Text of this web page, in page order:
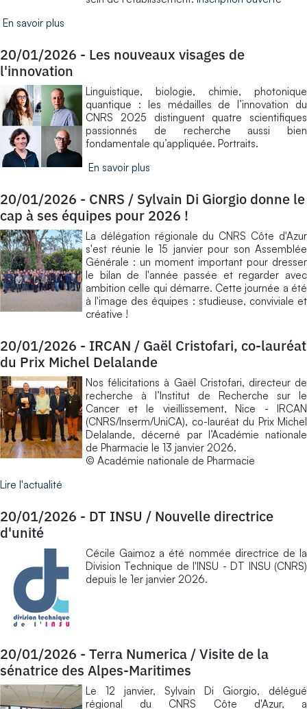
En savoir plus
20/01/2026 - Les nouveaux visages de
l'innovation
Linguistique, biologie, chimie, photonique
quantique : les médailles de l’innovation du
CNRS 2025 distinguent quatre scientifiques
passionnés de recherche aussi bien
fondamentale qu’appliquée. Portraits.
En savoir plus
20/01/2026 - CNRS / Sylvain Di Giorgio donne le
cap à ses équipes pour 2026 !
La délégation régionale du CNRS Côte d'Azur
s'est réunie le 15 janvier pour son Assemblée
Générale : un moment important pour dresser
le bilan de l'année passée et regarder avec
ambition celle qui démarre. Cette journée a été
à l'image des équipes : studieuse, conviviale et
créative !
20/01/2026 - IRCAN / Gaël Cristofari, co-lauréat
du Prix Michel Delalande
Nos félicitations à Gaël Cristofari, directeur de
recherche à l’Institut de Recherche sur le
Cancer et le vieillissement, Nice - IRCAN
(CNRS/Inserm/UniCA), co-lauréat du Prix Michel
Delalande, décerné par l’Académie nationale
de Pharmacie le 13 janvier 2026.
© Académie nationale de Pharmacie
Lire l'actualité
20/01/2026 - DT INSU / Nouvelle directrice
d'unité
Cécile Gaimoz a été nommée directrice de la
Division Technique de l'INSU - DT INSU (CNRS)
depuis le 1er janvier 2026.
20/01/2026 - Terra Numerica / Visite de la
sénatrice des Alpes-Maritimes
Le 12 janvier, Sylvain Di Giorgio, délégué
régional du CNRS Côte d'Azur, a